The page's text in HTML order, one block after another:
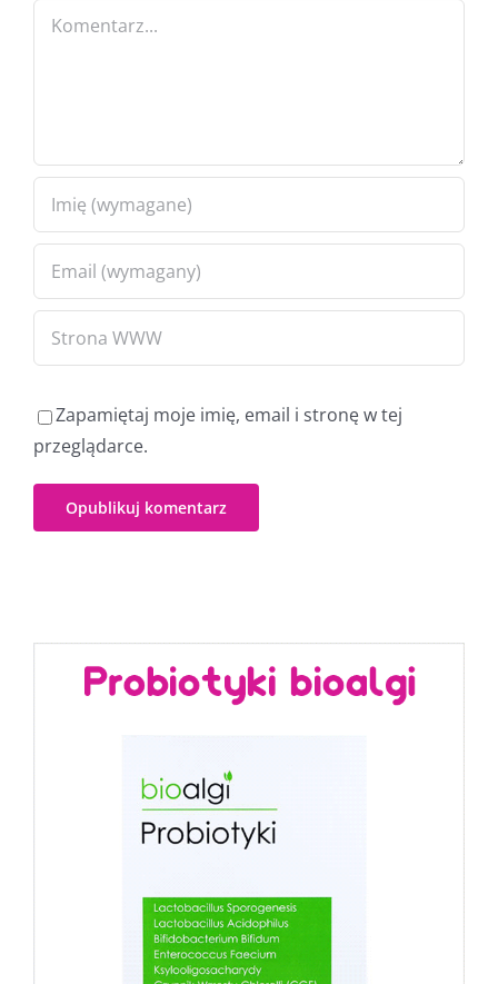
Comment
Zapamiętaj moje imię, email i stronę w tej
przeglądarce.